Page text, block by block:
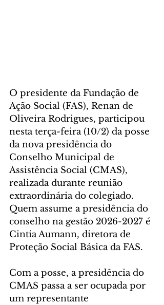
O presidente da Fundação de
Ação Social (FAS), Renan de
Oliveira Rodrigues, participou
nesta terça-feira (10/2) da posse
da nova presidência do
Conselho Municipal de
Assistência Social (CMAS),
realizada durante reunião
extraordinária do colegiado.
Quem assume a presidência do
conselho na gestão 2026-2027 é
Cintia Aumann, diretora de
Proteção Social Básica da FAS.
Com a posse, a presidência do
CMAS passa a ser ocupada por
um representante